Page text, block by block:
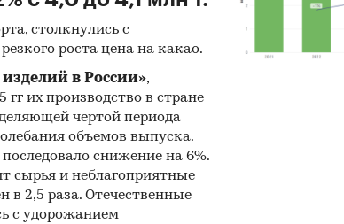
и федеральные СМИ
источники
аналитические порталы
исследование. Поиск и анализ
источников, проведение расчетов.
столкнулись с
роста цена на какао.
в России»,
гг их производство в стране
чертой периода
объемов выпуска.
последовало снижение на 6%.
сырья и неблагоприятные
в 2,5 раза. Отечественные
с удорожанием